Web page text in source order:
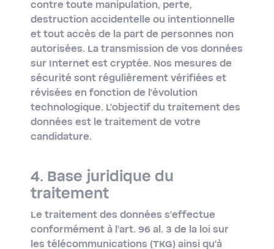
contre toute manipulation, perte,
destruction accidentelle ou intentionnelle
et tout accès de la part de personnes non
autorisées. La transmission de vos données
sur Internet est cryptée. Nos mesures de
sécurité sont régulièrement vérifiées et
révisées en fonction de l'évolution
technologique. L'objectif du traitement des
données est le traitement de votre
candidature.
4. Base juridique du
traitement
Le traitement des données s'effectue
conformément à l'art. 96 al. 3 de la loi sur
les télécommunications (TKG) ainsi qu'à